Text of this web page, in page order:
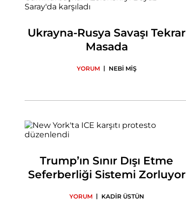
Ukrayna-Rusya Savaşı Tekrar
Masada
YORUM | NEBİ MİŞ
Trump’ın Sınır Dışı Etme
Seferberliği Sistemi Zorluyor
YORUM | KADİR ÜSTÜN